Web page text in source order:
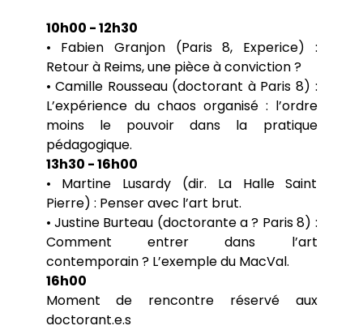
10h00 - 12h30
• Fabien Granjon (Paris 8, Experice) :
Retour à Reims, une pièce à conviction ?
• Camille Rousseau (doctorant à Paris 8) :
L’expérience du chaos organisé : l’ordre
moins le pouvoir dans la pratique
pédagogique.
13h30 - 16h00
• Martine Lusardy (dir. La Halle Saint
Pierre) : Penser avec l’art brut.
• Justine Burteau (doctorante a ? Paris 8) :
Comment entrer dans l’art
contemporain ? L’exemple du MacVal.
16h00
Moment de rencontre réservé aux
doctorant.e.s